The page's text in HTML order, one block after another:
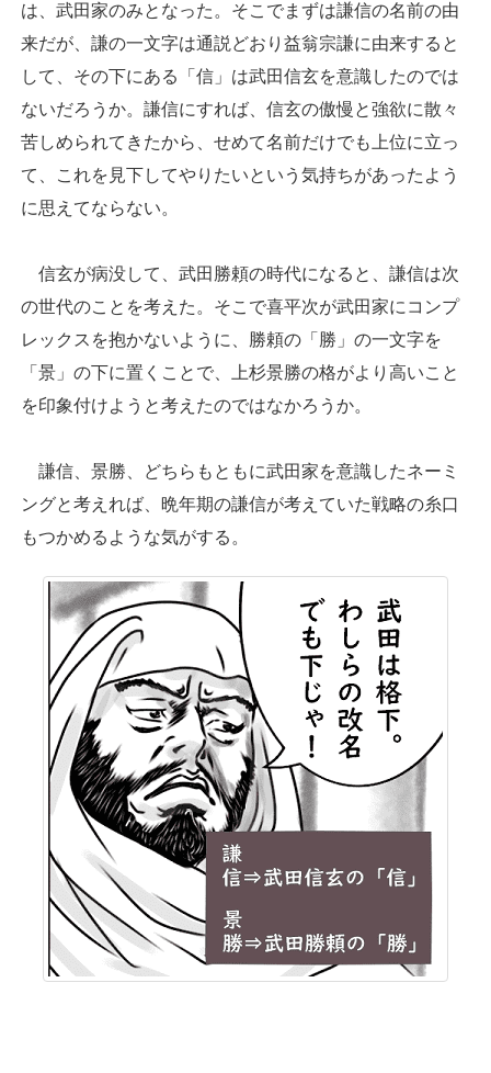
は、武田家のみとなった。そこでまずは謙信の名前の由
来だが、謙の一文字は通説どおり益翁宗謙に由来すると
して、その下にある「信」は武田信玄を意識したのでは
ないだろうか。謙信にすれば、信玄の傲慢と強欲に散々
苦しめられてきたから、せめて名前だけでも上位に立っ
て、これを見下してやりたいという気持ちがあったよう
に思えてならない。
信玄が病没して、武田勝頼の時代になると、謙信は次
の世代のことを考えた。そこで喜平次が武田家にコンプ
レックスを抱かないように、勝頼の「勝」の一文字を
「景」の下に置くことで、上杉景勝の格がより高いこと
を印象付けようと考えたのではなかろうか。
謙信、景勝、どちらもともに武田家を意識したネーミ
ングと考えれば、晩年期の謙信が考えていた戦略の糸口
もつかめるような気がする。